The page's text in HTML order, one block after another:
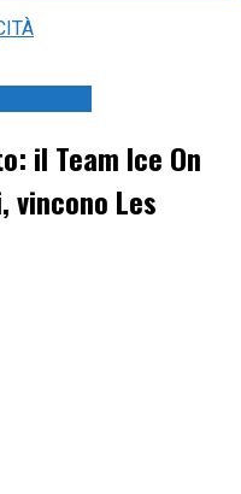
il Team Ice On
vincono Les